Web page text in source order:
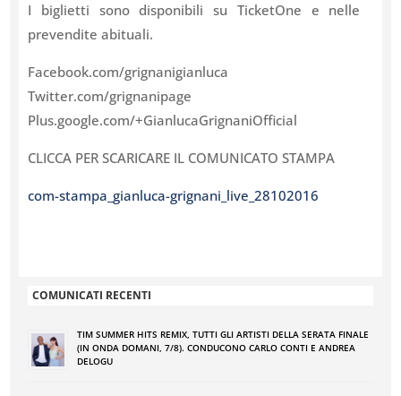
I biglietti sono disponibili su TicketOne e nelle
prevendite abituali.
Facebook.com/grignanigianluca
Twitter.com/grignanipage
Plus.google.com/+GianlucaGrignaniOfficial
CLICCA PER SCARICARE IL COMUNICATO STAMPA
com-stampa_gianluca-grignani_live_28102016
COMUNICATI RECENTI
TIM SUMMER HITS REMIX, TUTTI GLI ARTISTI DELLA SERATA FINALE
(IN ONDA DOMANI, 7/8). CONDUCONO CARLO CONTI E ANDREA
DELOGU